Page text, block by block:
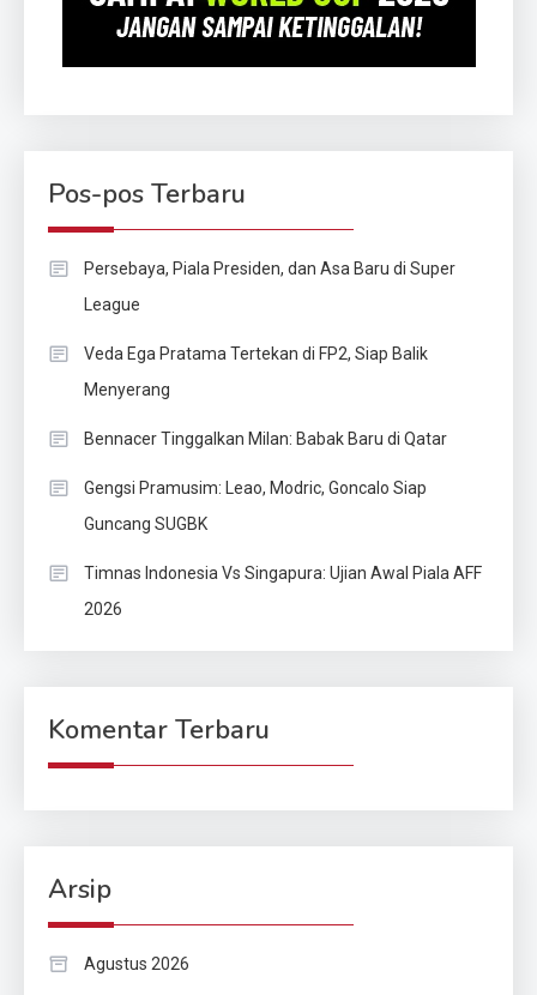
Pos-pos Terbaru
Persebaya, Piala Presiden, dan Asa Baru di Super
League
Veda Ega Pratama Tertekan di FP2, Siap Balik
Menyerang
Bennacer Tinggalkan Milan: Babak Baru di Qatar
Gengsi Pramusim: Leao, Modric, Goncalo Siap
Guncang SUGBK
Timnas Indonesia Vs Singapura: Ujian Awal Piala AFF
2026
Komentar Terbaru
Arsip
Agustus 2026